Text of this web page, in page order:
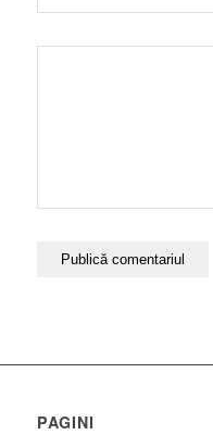
PAGINI